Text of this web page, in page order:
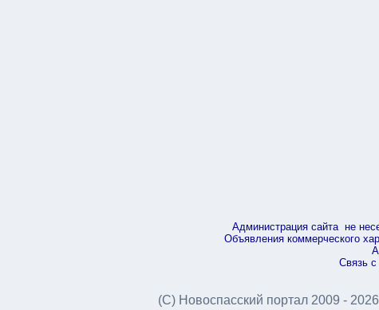
Администрация сайта не
Объявления коммерческого
Связь
(С) Новоспасский портал 2009 - 2026